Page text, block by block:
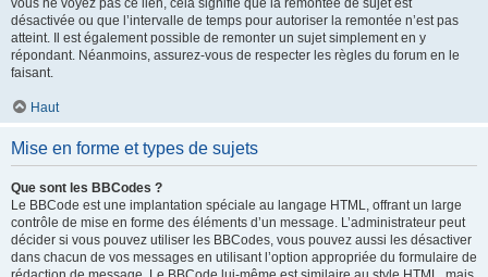
vous ne voyez pas ce lien, cela signifie que la remontée de sujet est
désactivée ou que l’intervalle de temps pour autoriser la remontée n’est pas
atteint. Il est également possible de remonter un sujet simplement en y
répondant. Néanmoins, assurez-vous de respecter les règles du forum en le
faisant.
Haut
Mise en forme et types de sujets
Que sont les BBCodes ?
Le BBCode est une implantation spéciale au langage HTML, offrant un large
contrôle de mise en forme des éléments d’un message. L’administrateur peut
décider si vous pouvez utiliser les BBCodes, vous pouvez aussi les désactiver
dans chacun de vos messages en utilisant l’option appropriée du formulaire de